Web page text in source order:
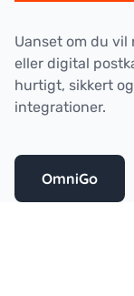
Uanset om du
eller digital
hurtigt, sikkert
integrationer.
OmniGo